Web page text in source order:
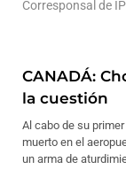
Corresponsal de
CANADÁ:
la cuestión
Al cabo de su
muerto en el
un arma de